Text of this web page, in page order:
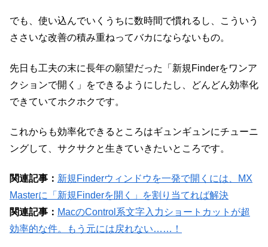
でも、使い込んでいくうちに数時間で慣れるし、こういう
ささいな改善の積み重ねってバカにならないもの。
先日も工夫の末に長年の願望だった「新規Finderをワンア
クションで開く」をできるようにしたし、どんどん効率化
できていてホクホクです。
これからも効率化できるところはギュンギュンにチューニ
ングして、サクサクと生きていきたいところです。
関連記事： 新規Finderウィンドウを一発で開くには、MX
Masterに「新規Finderを開く」を割り当てれば解決
関連記事： MacのControl系文字入力ショートカットが超
効率的な件。もう元には戻れない……！